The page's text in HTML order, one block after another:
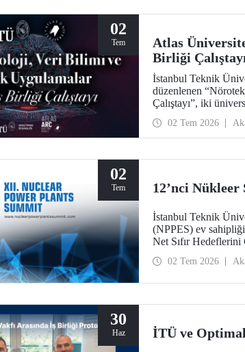
02
Tem
Atlas
Birliği
İstanbul Teknik
düzenlenen
Çalıştayı”, iki
02 Tem 2026
02
Tem 12’nci
İstanbul Teknik
(NPPES) ev
Net Sıfır
02 Tem 2026
30
Haz İTÜ ve